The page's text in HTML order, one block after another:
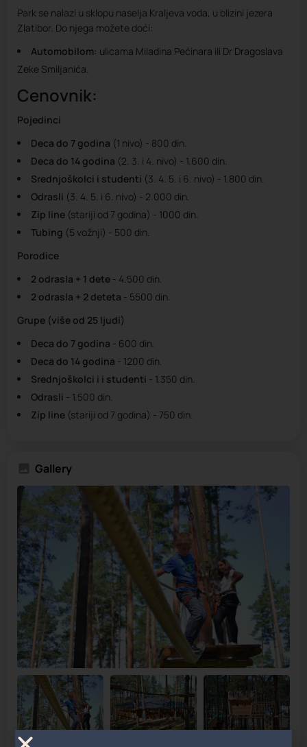
Park se nalazi u sklopu naselja Kraljeva voda, u blizini jezera
Zlatibor. Do njega možete doći:
Automobilom: ulicama Miladina Pećinara ili Dr Dragoslava
Zeke Smiljanića.
Cenovnik:
Pojedinci
Deca do 7 godina (1 nivo) - 800 din.
Deca do 14 godina (2. 3. i 4. nivo) - 1.600 din.
Srednjoškolci i studenti (3. 4. 5. i 6. nivo) - 1.800 din.
Odrasli (3. 4. 5. i 6. nivo) - 2.000 din.
Zip line (stariji od 7 godina) - 1000 din.
Tubing (5 vožnji) - 500 din.
Porodice
2 odrasla + 1 dete - 4.500 din.
2 odrasla + 2 deteta - 5500 din.
Grupe (više od 25 ljudi)
Deca do 7 godina - 600 din.
Deca do 14 godina - 1200 din.
Srednjoškolci i i studenti - 1.350 din.
Odrasli - 1.500 din.
Zip line (stariji od 7 godina) - 750 din.
Gallery